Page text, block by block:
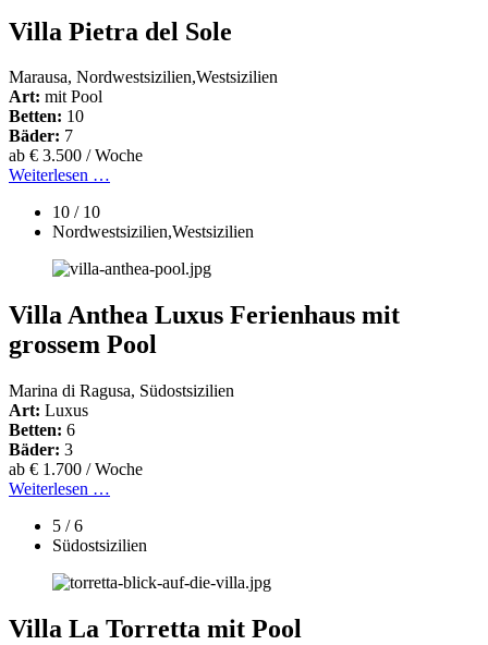
Villa Pietra del Sole
Marausa, Nordwestsizilien,Westsizilien
Art: mit Pool
Betten: 10
Bäder: 7
ab € 3.500 / Woche
Weiterlesen …
10 / 10
Nordwestsizilien,Westsizilien
Villa Anthea Luxus Ferienhaus mit
grossem Pool
Marina di Ragusa, Südostsizilien
Art: Luxus
Betten: 6
Bäder: 3
ab € 1.700 / Woche
Weiterlesen …
5 / 6
Südostsizilien
Villa La Torretta mit Pool